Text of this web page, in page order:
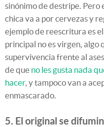
sinónimo de destripe. Pero
chica va a por cervezas y
ejemplo de reescritura es
principal no es virgen, algo
supervivencia frente al
de que no les gusta nada
hacer, y tampoco van a
enmascarado.
5. El original se